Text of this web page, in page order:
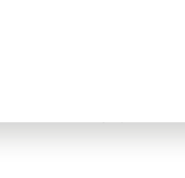
PAGINE 4